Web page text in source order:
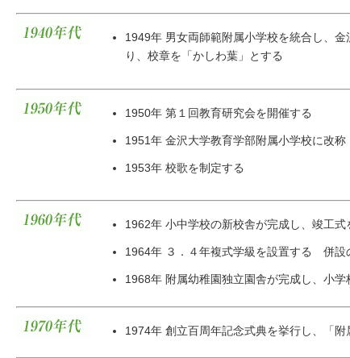
1949年 男女両師範附属小学校を統合し、
り、校章を「かしわ葉」とする
1950年 第１回教育研究会を開催する
1951年 金沢大学教育学部附属小学校に改称
1953年 校歌を制定する
1962年 小中学校の新校舎が完成し、竣工式
1964年 ３．４年複式学級を設置する 併設
1968年 附属幼稚園独立園舎が完成し、小学
1974年 創立百周年記念式典を挙行し、「